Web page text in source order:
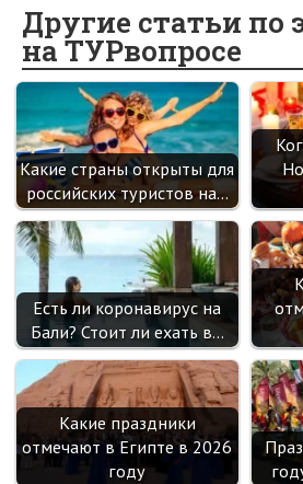
o
o
k
o
kl
as
sn
ik
i
er
Другие статьи по
на ТУРвопросе
Какие страны открыты для
российских туристов на…
Есть ли коронавирус на
Бали? Стоит ли ехать в…
Какие праздники
отмечают в Египте в 2026
году